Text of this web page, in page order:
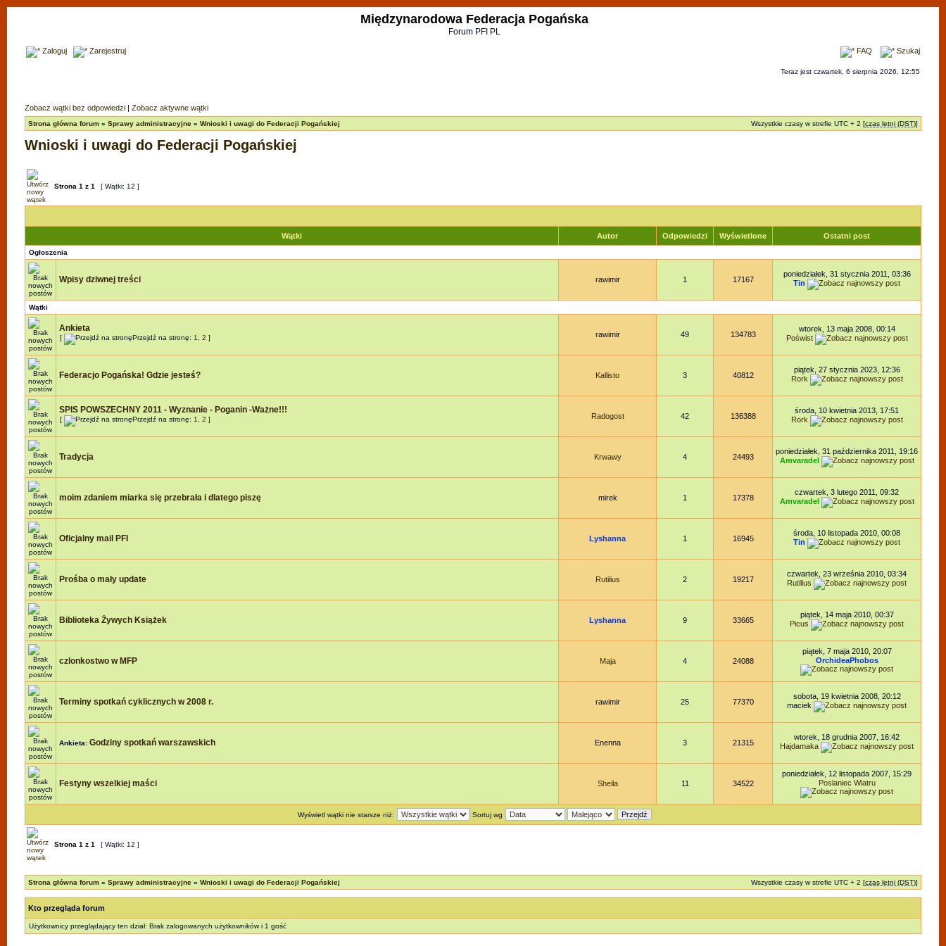
Międzynarodowa Federacja Pogańska
Forum PFI PL
Zaloguj Zarejestruj FAQ Szukaj
Teraz jest czwartek, 6 sierpnia 2026, 12:55
Zobacz wątki bez odpowiedzi | Zobacz aktywne wątki
Strona główna forum » Sprawy administracyjne » Wnioski i uwagi do Federacji Pogańskiej Wszystkie czasy w strefie UTC + 2 [czas letni (DST)]
Wnioski i uwagi do Federacji Pogańskiej
Strona 1 z 1 [ Wątki: 12 ]
Wątki Autor Odpowiedzi Wyświetlone Ostatni post
Ogłoszenia
Wpisy dziwnej treści rawimir 1 17167
poniedziałek, 31 stycznia 2011, 03:36
Tin
Wątki
Ankieta
[ Przejdź na stronę: 1 2 ] rawimir 49 134783
wtorek, 13 maja 2008, 00:14
Poświst
Federacjo Pogańska! Gdzie jesteś? Kallisto 3 40812
piątek, 27 stycznia 2023, 12:36
Rork
SPIS POWSZECHNY 2011 - Wyznanie - Poganin -Ważne!!!
[ Przejdź na stronę: 1 2 ] Radogost 42 136388
środa, 10 kwietnia 2013, 17:51
Rork
Tradycja Krwawy 4 24493
poniedziałek, 31 października 2011, 19:16
Amvaradel
moim zdaniem miarka się przebrała i dlatego piszę mirek 1 17378
czwartek, 3 lutego 2011, 09:32
Amvaradel
Oficjalny mail PFI Lyshanna 1 16945
środa, 10 listopada 2010, 00:08
Tin
Prośba o mały update Rutilius 2 19217
czwartek, 23 września 2010, 03:34
Rutilius
Biblioteka Żywych Książek Lyshanna 9 33665
piątek, 14 maja 2010, 00:37
Picus
czlonkostwo w MFP Maja 4 24088
piątek, 7 maja 2010, 20:07
OrchideaPhobos
Terminy spotkań cyklicznych w 2008 r. rawimir 25 77370
sobota, 19 kwietnia 2008, 20:12
maciek
Ankieta: Godziny spotkań warszawskich Enenna 3 21315
wtorek, 18 grudnia 2007, 16:42
Hajdamaka
Festyny wszelkiej maści Sheila 11 34522
poniedziałek, 12 listopada 2007, 15:29
Poslaniec Wiatru
Wyświetl wątki nie starsze niż: Sortuj wg
Strona 1 z 1 [ Wątki: 12 ]
Strona główna forum » Sprawy administracyjne » Wnioski i uwagi do Federacji Pogańskiej Wszystkie czasy w strefie UTC + 2 [czas letni (DST)]
Kto przegląda forum
Użytkownicy przeglądający ten dział: Brak zalogowanych użytkowników i 1 gość